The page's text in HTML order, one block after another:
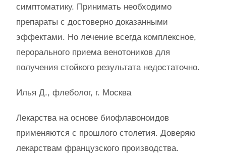
симптоматику. Принимать необходимо
препараты с достоверно доказанными
эффектами. Но лечение всегда комплексное,
перорального приема венотоников для
получения стойкого результата недостаточно.
Илья Д., флеболог, г. Москва
Лекарства на основе биофлавоноидов
применяются с прошлого столетия. Доверяю
лекарствам французского производства.